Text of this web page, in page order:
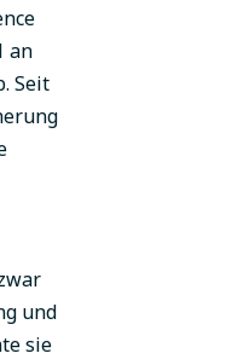
an
Seit
und
sie